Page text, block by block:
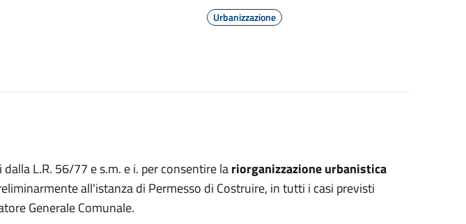
Urbanizzazione
L.R. 56/77 e s.m. e i. per consentire lariorganizzazione urbanistica
all'istanza di Permesso di Costruire, in tutti i casi previsti
Generale Comunale.